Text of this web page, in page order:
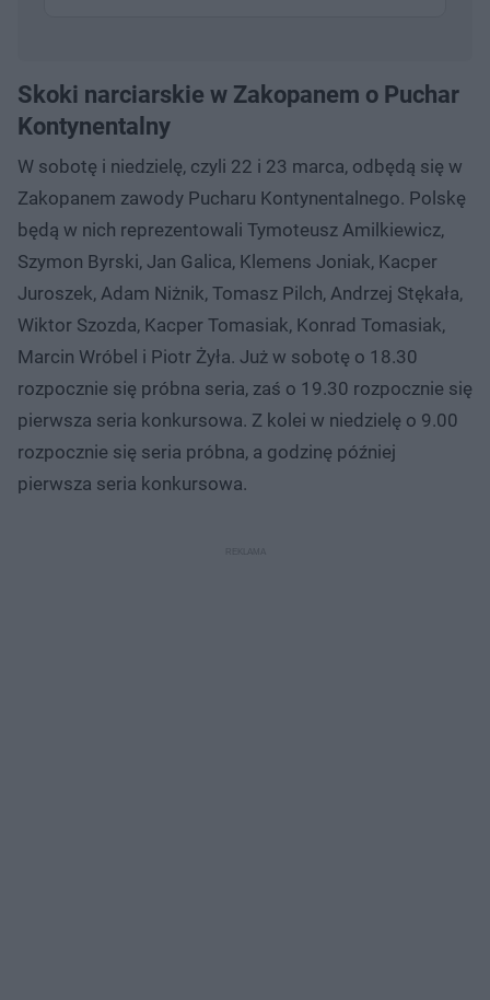
Skoki narciarskie w Zakopanem o Puchar
Kontynentalny
W sobotę i niedzielę, czyli 22 i 23 marca, odbędą się w
Zakopanem zawody Pucharu Kontynentalnego. Polskę
będą w nich reprezentowali Tymoteusz Amilkiewicz,
Szymon Byrski, Jan Galica, Klemens Joniak, Kacper
Juroszek, Adam Niżnik, Tomasz Pilch, Andrzej Stękała,
Wiktor Szozda, Kacper Tomasiak, Konrad Tomasiak,
Marcin Wróbel i Piotr Żyła. Już w sobotę o 18.30
rozpocznie się próbna seria, zaś o 19.30 rozpocznie się
pierwsza seria konkursowa. Z kolei w niedzielę o 9.00
rozpocznie się seria próbna, a godzinę później
pierwsza seria konkursowa.